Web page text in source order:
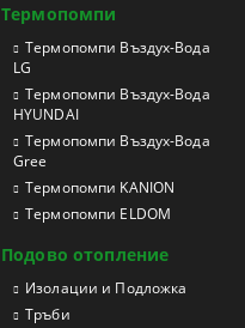
Термопомпи
Tермопомпи Въздух-Вода
LG
Термопомпи Въздух-Вода
HYUNDAI
Термопомпи Въздух-Вода
Gree
Термопомпи KANION
Термопомпи ELDOM
Подово отопление
Изолации и Подложка
Тръби